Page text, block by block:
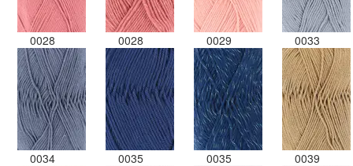
0028 0028 0029 0033
0034 0035 0035 0039